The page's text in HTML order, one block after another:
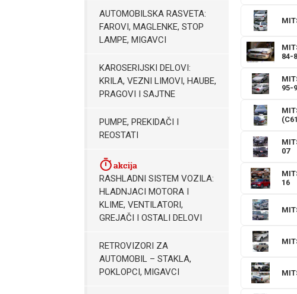
AUTOMOBILSKA RASVETA:
FAROVI, MAGLENKE, STOP
LAMPE, MIGAVCI
KAROSERIJSKI DELOVI:
KRILA, VEZNI LIMOVI, HAUBE,
PRAGOVI I SAJTNE
PUMPE, PREKIDAČI I
REOSTATI
RASHLADNI SISTEM VOZILA:
HLADNJACI MOTORA I
KLIME, VENTILATORI,
GREJAČI I OSTALI DELOVI
RETROVIZORI ZA
AUTOMOBIL – STAKLA,
POKLOPCI, MIGAVCI
84-
95-
07
16